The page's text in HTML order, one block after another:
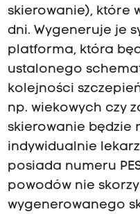
skierowanie), które
dni. Wygeneruje je
platforma, która
ustalonego
kolejności
np. wiekowych czy
skierowanie będzie
indywidualnie
posiada numeru
powodów nie
wygenerowanego